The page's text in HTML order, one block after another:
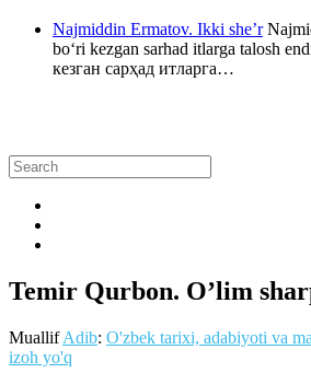
Najmiddin Ermatov. Ikki she’r
bo‘ri kezgan sarhad itlarga talosh
кезган сарҳад итларга…
Temir Qurbon. O’lim
MuallifAdib: O'zbek tarixi, adabiyoti va
izoh yo'q